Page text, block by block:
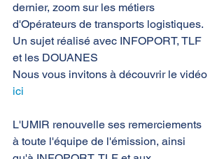
dernier, zoom sur les métiers
d'Opérateurs de transports logistiques.
Un sujet réalisé avec INFOPORT, TLF
et les DOUANES
Nous vous invitons à découvrir le vidéo
ici
L'UMIR renouvelle ses remerciements
à toute l'équipe de l'émission, ainsi